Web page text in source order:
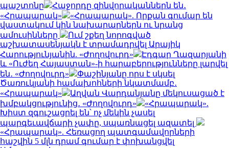
պաշտոնը
Հաջորդը զինվորականներն են․
«Հրապարակ»
«Հրապարակ». Որքան գումար են
վաստակում կին նախարարներն ու նրանց
ամուսինները
Ում շքեղ նորոգված
աշխատասենյակն է տրամադրվել Արայիկ
Հարությունյանին. «Ժողովուրդ»
Էդգար Ղազարյանի
և «Ուժեղ Հայաստան»-ի հարաբերությունները լարվել
են․ «Ժողովուրդ»
Փաշինյանը որս է սկսել
Ծառուկյանի համախոհների նկատմամբ․
«Հրապարակ»
Աղվան Վարդանյանը մեկուսացած է
խմբակցությունից․ «Ժողովուրդ»
«Հրապարակ».
Խիստ զգուշացրել են՝ ոչ մեկին չասել
պարգեւավճարի չափը, սպառնացել ազատել
«Հրապարակ». Հեռացող պատգամավորների
հաշվին 5 մլն դրամ գումար է փոխանցվել